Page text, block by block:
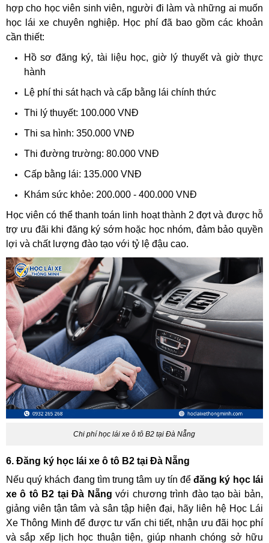
hợp cho học viên sinh viên, người đi làm và những ai muốn
học lái xe chuyên nghiệp. Học phí đã bao gồm các khoản
cần thiết:
Hồ sơ đăng ký, tài liệu học, giờ lý thuyết và giờ thực
hành
Lệ phí thi sát hạch và cấp bằng lái chính thức
Thi lý thuyết: 100.000 VNĐ
Thi sa hình: 350.000 VNĐ
Thi đường trường: 80.000 VNĐ
Cấp bằng lái: 135.000 VNĐ
Khám sức khỏe: 200.000 - 400.000 VNĐ
Học viên có thể thanh toán linh hoạt thành 2 đợt và được hỗ
trợ ưu đãi khi đăng ký sớm hoặc học nhóm, đảm bảo quyền
lợi và chất lượng đào tạo với tỷ lệ đậu cao.
Chi phí học lái xe ô tô B2 tại Đà Nẵng
6. Đăng ký học lái xe ô tô B2 tại Đà Nẵng
Nếu quý khách đang tìm trung tâm uy tín đểđăng ký học lái
xe ô tô B2 tại Đà Nẵng với chương trình đào tạo bài bản,
giảng viên tận tâm và sân tập hiện đại, hãy liên hệ Học Lái
Xe Thông Minh để được tư vấn chi tiết, nhận ưu đãi học phí
và sắp xếp lịch học thuận tiện, giúp nhanh chóng sở hữu